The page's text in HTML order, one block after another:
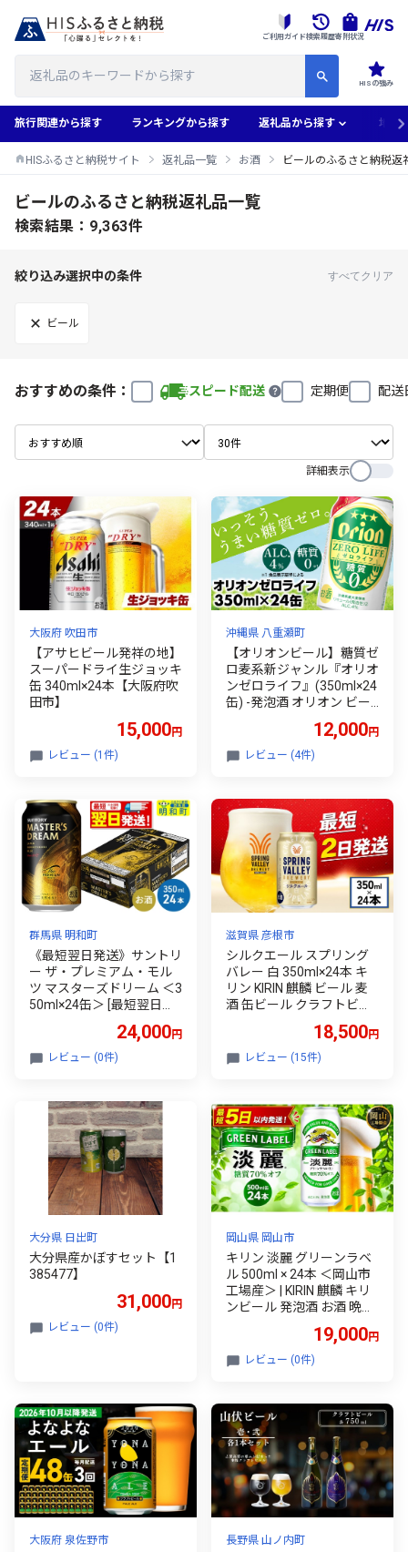
HISの強み
ご利用ガイド検索履歴寄附状況
旅行関連から探す ランキングから探す 返礼品から探す 地域
HISふるさと納税サイト 返礼品一覧 お酒 ビールのふるさと納税返
ビールのふるさと納税返礼品一覧
検索結果：9,363件
絞り込み選択中の条件 すべてクリア
ビール
おすすめの条件： スピード配送 定期便 配送
詳細表示
大阪府 吹田市
【アサヒビール発祥の地】
スーパードライ生ジョッキ
缶 340ml×24本【大阪府吹
田市】
15,000円
レビュー (1件)
沖縄県 八重瀬町
【オリオンビール】糖質ゼ
ロ麦系新ジャンル『オリオ
ンゼロライフ』(350ml×24
缶) -発泡酒 オリオン ビー
ロ ゼロライフ 糖質0 麦芽3
倍 麦のうまみ 進化した お
A】
12,000円
レビュー (4件)
群馬県 明和町
《最短翌日発送》サントリ
ー ザ・プレミアム・モル
ツ マスターズドリーム ＜3
50ml×24缶＞ [最短翌日発
プレモル マスターズドリ
ーム 天然水醸造 お酒 ビー
24,000円
レビュー (0件)
滋賀県 彦根市
シルクエール スプリング
バレー 白 350ml×24本 キ
リン KIRIN 麒麟 ビール 麦
酒 缶ビール クラフトビー
beer 350ml 24本 350 24 B
BQ 晩酌 宅飲み たく飲み
お歳暮 ギフト 贈り物 贈答
誕生日 人気 滋賀 彦根
18,500円
レビュー (15件)
大分県 日出町
大分県産かぼすセット【1
385477】
31,000円
レビュー (0件)
岡山県 岡山市
キリン 淡麗 グリーンラベ
ル 500ml × 24本 ＜岡山市
工場産＞ | KIRIN 麒麟 キリ
ンビール 発泡酒 お酒 晩酌
19,000円
レビュー (0件)
大阪府 泉佐野市 長野県 山ノ内町